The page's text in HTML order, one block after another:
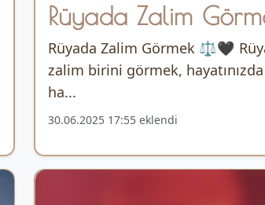
Rüyada Zalim
Rüyada Zalim Görmek ⚖️🖤
zalim birini görmek,
ha...
30.06.2025 17:55 eklendi